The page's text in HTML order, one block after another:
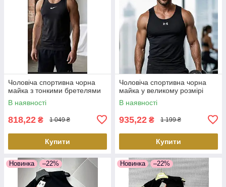
Чоловіча спортивна чорна
майка з тонкими бретелями
В наявності
818,22 ₴ 1 049 ₴
Купити
Чоловіча спортивна чорна
майка у великому розмірі
В наявності
935,22 ₴ 1 199 ₴
Купити
Новинка –22% Новинка –22%